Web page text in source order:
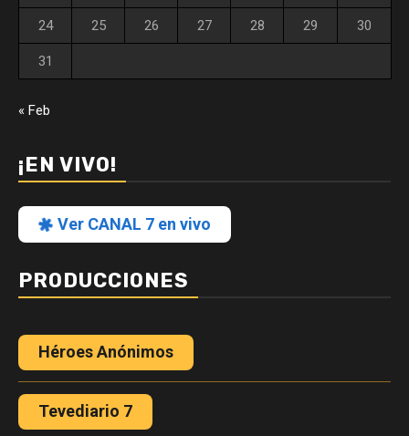
24 25 26 27 28 29 30
31
« Feb
¡EN VIVO!
Ver CANAL 7 en vivo
PRODUCCIONES
Héroes Anónimos
Tevediario 7